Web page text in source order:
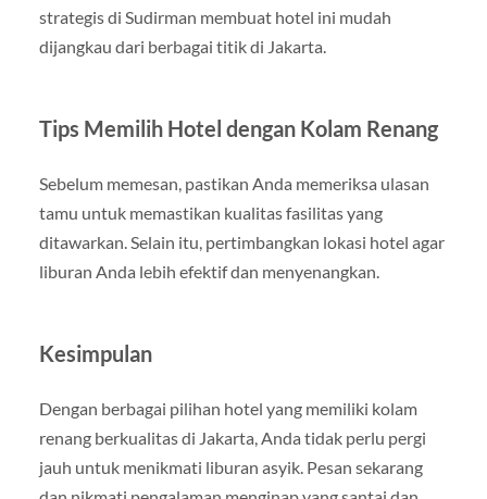
strategis di Sudirman membuat hotel ini mudah
dijangkau dari berbagai titik di Jakarta.
Tips Memilih Hotel dengan Kolam Renang
Sebelum memesan, pastikan Anda memeriksa ulasan
tamu untuk memastikan kualitas fasilitas yang
ditawarkan. Selain itu, pertimbangkan lokasi hotel agar
liburan Anda lebih efektif dan menyenangkan.
Kesimpulan
Dengan berbagai pilihan hotel yang memiliki kolam
renang berkualitas di Jakarta, Anda tidak perlu pergi
jauh untuk menikmati liburan asyik. Pesan sekarang